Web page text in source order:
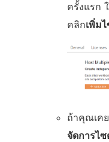
ครั้งแรก
คลิกเพิ่ม
ถ้าคุณเค
จัดการไ